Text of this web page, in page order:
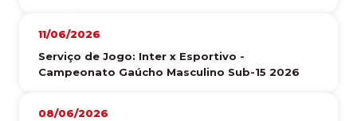
11/06/2026
Serviço de Jogo: Inter x Esportivo -
Campeonato Gaúcho Masculino Sub-15 2026
08/06/2026